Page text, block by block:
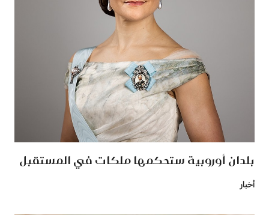
بلدان أوروبية ستحكمها ملكات في المستقبل
أخبار